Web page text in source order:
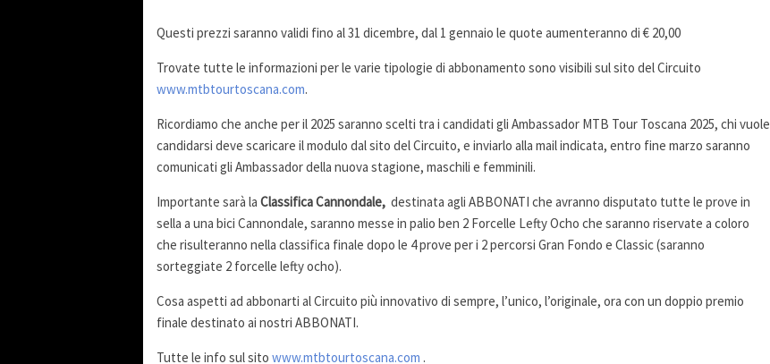
Questi prezzi saranno validi fino al 31 dicembre, dal 1 gennaio le quote aumenteranno di € 20,00
Trovate tutte le informazioni per le varie tipologie di abbonamento sono visibili sul sito del Circuito
www.mtbtourtoscana.com.
Ricordiamo che anche per il 2025 saranno scelti tra i candidati gli Ambassador MTB Tour Toscana 2025, chi vuole
candidarsi deve scaricare il modulo dal sito del Circuito, e inviarlo alla mail indicata, entro fine marzo saranno
comunicati gli Ambassador della nuova stagione, maschili e femminili.
Importante sarà la Classifica Cannondale, destinata agli ABBONATI che avranno disputato tutte le prove in
sella a una bici Cannondale, saranno messe in palio ben 2 Forcelle Lefty Ocho che saranno riservate a coloro
che risulteranno nella classifica finale dopo le 4 prove per i 2 percorsi Gran Fondo e Classic (saranno
sorteggiate 2 forcelle lefty ocho).
Cosa aspetti ad abbonarti al Circuito più innovativo di sempre, l’unico, l’originale, ora con un doppio premio
finale destinato ai nostri ABBONATI.
Tutte le info sul sito www.mtbtourtoscana.com .